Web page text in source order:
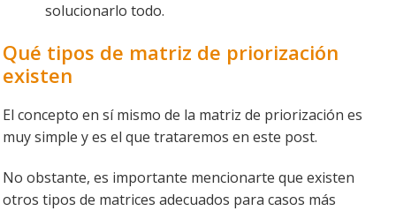
solucionarlo todo.
Qué tipos de matriz de priorización
existen
El concepto en sí mismo de la matriz de priorización es
muy simple y es el que trataremos en este post.
No obstante, es importante mencionarte que existen
otros tipos de matrices adecuados para casos más